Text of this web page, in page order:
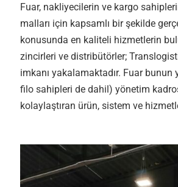
Fuar, nakliyecilerin ve kargo
malları için kapsamlı bir şekilde
konusunda en kaliteli hizmetlerin
zincirleri ve distribütörler;
imkanı yakalamaktadır. Fuar bunun
filo sahipleri de dahil) yönetim
kolaylaştıran ürün, sistem ve